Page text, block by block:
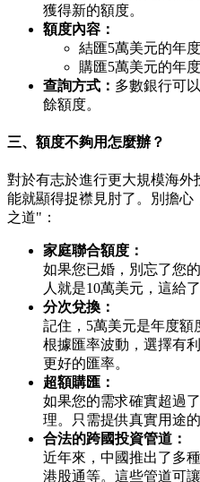
獲得新的額度。
額度內容：
結匯5萬美元的年
購匯5萬美元的年
查詢方式： 多數銀行可
餘額度。
三、額度不夠用怎麼辦？
對於有志於進行更大規模海
能就顯得捉襟見肘了。別擔
之道"：
家庭聯合額度：
如果您已婚，別忘了您
人就是10萬美元，這給
分次兌換：
記住，5萬美元是年度額
根據匯率波動，選擇有
更好的匯率。
超額購匯：
如果您的需求確實超過
理。只需提供真實用途
合法的跨國投資管道：
近年來，中國推出了多
港股通等。這些管道可